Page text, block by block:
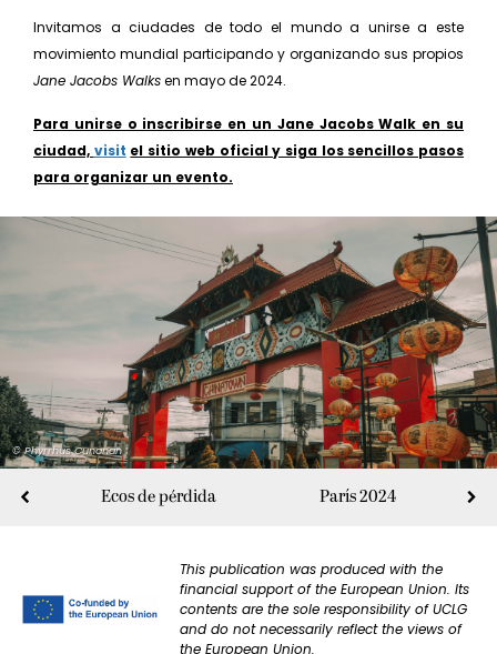
Invitamos a ciudades de todo el mundo a unirse a este
movimiento mundial participando y organizando sus propios
Jane Jacobs Walksen mayo de 2024.
Para unirse o inscribirse en un Jane Jacobs Walk en su
ciudad, visit el sitio web oficial y siga los sencillos pasos
para organizar un evento.
© Phyrrhus Cunanan
Ecos de pérdida París 2024
This publication was produced with the
financial support of the European Union. Its
contents are the sole responsibility of UCLG
and do not necessarily reflect the views of
the European Union.